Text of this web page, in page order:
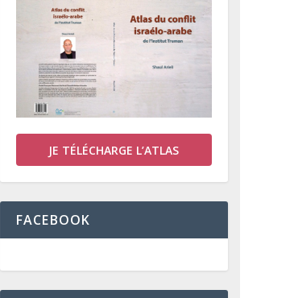
JE TÉLÉCHARGE L’ATLAS
FACEBOOK